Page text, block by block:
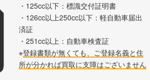
・125cc以下：標識交付証明書
・126cc以上250cc以下：軽自動車届出
済証
・251cc以上：自動車検査証
※登録書類が無くても、ご登録名義と住
所が分かれば買取に支障はございません